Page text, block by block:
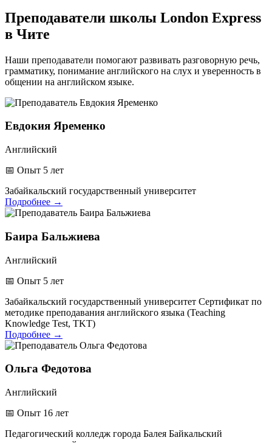
Преподаватели школы London Express
в Чите
Наши преподаватели помогают развивать разговорную речь,
грамматику, понимание английского на слух и уверенность в
общении на английском языке.
Евдокия Яременко
Английский
📅 Опыт 5 лет
Забайкальский государственный университет
Подробнее →
Баира Бальжиева
Английский
📅 Опыт 5 лет
Забайкальский государственный университет Сертификат по
методике преподавания английского языка (Teaching
Knowledge Test, TKT)
Подробнее →
Ольга Федотова
Английский
📅 Опыт 16 лет
Педагогический колледж города Балея Байкальский